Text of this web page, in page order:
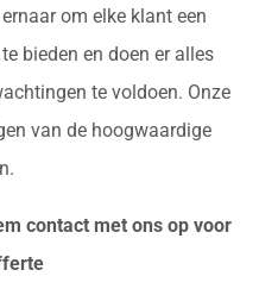
om elke klant een
bieden en doen er alles
te voldoen. Onze
van de hoogwaardige
contact met ons op voor